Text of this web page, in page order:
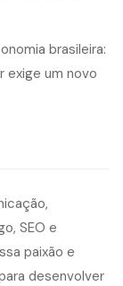
brasileira:
exige um novo